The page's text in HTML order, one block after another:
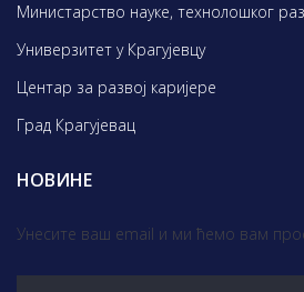
Министарство науке, технолошког
Универзитет у Крагујевцу
Центар за развој каријере
Град Крагујевац
НОВИНЕ
Унесите ваш email и ми ћемо вам